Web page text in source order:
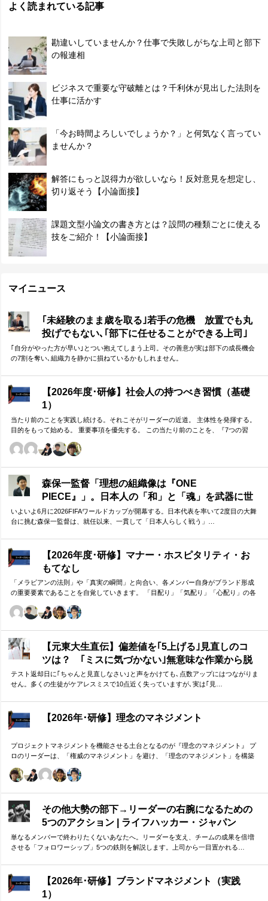
よく読まれている記事
勘違いしていませんか？仕事で失敗しがちな上司と部下
の報連相
ビジネスで重要な守破離とは？千利休が見出した法則を
仕事に活かす
「今お時間よろしいでしょうか？」と何気なく言ってい
ませんか？
解答にもっと説得力が欲しいなら！反対意見を想定し、
切り返そう【小論面接】
課題文型小論文の書き方とは？設問の種類ごとに使える
技をご紹介！【小論面接】
マイニュース
｢未経験のまま歳を取る｣若手の危機 放置でも丸
投げでもない､｢部下に任せることができる上司｣
になる方法
｢自分がやった方が早い｣とつい抱えてしまう上司。その善意が実は部下の成長機会
の7割を奪い､組織力を静かに損ねているかもしれません。
【2026年度･研修】社会人の持つべき習慣（基礎
1）
当たり前のことを実践し続ける。それこそがリーダーの近道。 主体性を発揮する。
目的をもって始める。 重要事項を優先する。 この当たり前のことを、『7つの習
バーのための研修です。
森保一監督「理想の組織像は『ONE
PIECE』」。日本人の「和」と「魂」を武器に世
界へ挑む①
いよいよ6月に2026FIFAワールドカップが開幕する。日本代表を率いて2度目の大舞
台に挑む森保一監督は、就任以来、一貫して「日本人らしく戦う」…
【2026年度･研修】マナー・ホスピタリティ・お
もてなし
「メラビアンの法則」や「真実の瞬間」と向合い、各メンバー自身がブランド形成
の重要要素であることを自覚していきます。 「目配り」「気配り」「心配り」の各
について研究。 「マニュアル」「サービス」を理解・実践するのは当然。 「ホスピ
【元東大生直伝】偏差値を｢5上げる｣見直しのコ
ツは？ ｢ミスに気づかない｣無意味な作業から脱
却を…カギは試験"前"
テスト返却日に｢ちゃんと見直しなさい｣と声をかけても､点数アップにはつながりま
せん。多くの生徒がケアレスミスで10点近く失っていますが､実は｢見…
【2026年･研修】理念のマネジメント
プロジェクトマネジメントを機能させる土台となるのが『理念のマネジメント』 プ
ロのリーダーは、「権威のマネジメント」を避け、「理念のマネジメント」を構築
に尊重する文化を構築したいリーダーのための研修です。
その他大勢の部下→リーダーの右腕になるための
5つのアクション | ライフハッカー・ジャパン
単なるメンバーで終わりたくないあなたへ。リーダーを支え、チームの成果を倍増
させる「フォロワーシップ」5つの鉄則を解説します。上司から一目置かれる…
【2026年･研修】ブランドマネジメント（実践
1）